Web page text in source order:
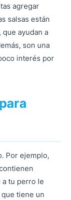
agregar
salsas están
ayudan a
son una
interés por
Por ejemplo,
tu perro le
tiene un